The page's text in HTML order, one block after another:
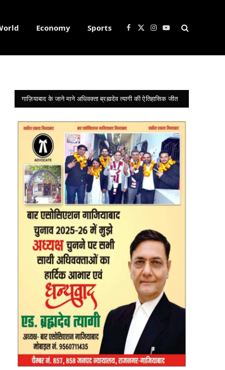
Economy Sports Facebook
X
Instagram
YouTube
गाज़ियाबाद के जाने माने अधिवक्ता ब्रह्मदेव त्यागी की ऐतिहासिक जीत